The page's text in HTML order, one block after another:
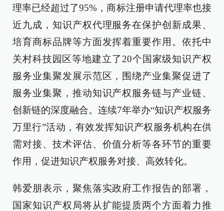
理率已经超过了95%，商标注册申请代理率也接
近九成，知识产权代理服务在保护创新成果、
培育商标品牌等方面发挥着重要作用。依托中
关村科技园区等地建立了20个国家级知识产权
服务业集聚发展示范区，围绕产业集聚促进了
服务业集聚，推动知识产权服务链与产业链、
创新链的深度融合。连续7年举办“知识产权服务
万里行”活动，有效发挥知识产权服务机构在供
需对接、技术评估、价值分析等各环节的重要
作用，促进知识产权服务对接、高效转化。
韩爱朋表示，聚焦落实政府工作报告的部署，
国家知识产权局将从扩能提质两个方面着力推